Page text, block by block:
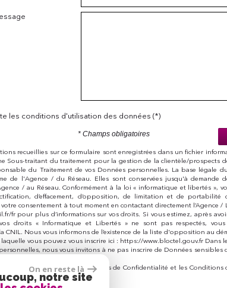
les conditions d'utilisation des données (*)
* Champs obligatoires
recueillies sur ce formulaire sont enregistrées dans un fichier
Sous-traitant du traitement pour la gestion de la clientèle/prospects
du Traitement de vos Données personnelles. La base légale
de l'Agence / du Réseau. Elles sont conservées jusqu'à demande
/ au Réseau. Conformément à la loi « informatique et libertés »,
d’effacement, d’opposition, de limitation et de portabilité
consentement à tout moment en contactant directement l’Agence /
fr pour plus d’informations sur vos droits. Si vous estimez, après
vos droits « Informatique et Libertés » ne sont pas respectés,
CNIL. Nous vous informons de l’existence de la liste d'opposition au
laquelle vous pouvez vous inscrire ici : https://www.bloctel.gouv.fr Dans
nous vous invitons à ne pas inscrire de Données sensibles
par reCAPTCHA, lesPolitiques de Confidentialité et les Conditions
On en reste là
notre site